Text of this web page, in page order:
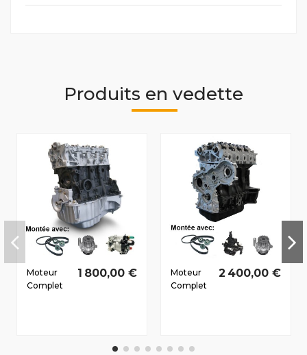
Produits en vedette
Moteur
Complet
1 800,00 €
Moteur
Complet
D dCi
2 400,00 €